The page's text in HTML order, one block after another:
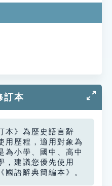
訂本
本》為歷史語言辭
用歷程，適用對象為
為小學、國中、高中
，建議您優先使用
國語辭典簡編本》。